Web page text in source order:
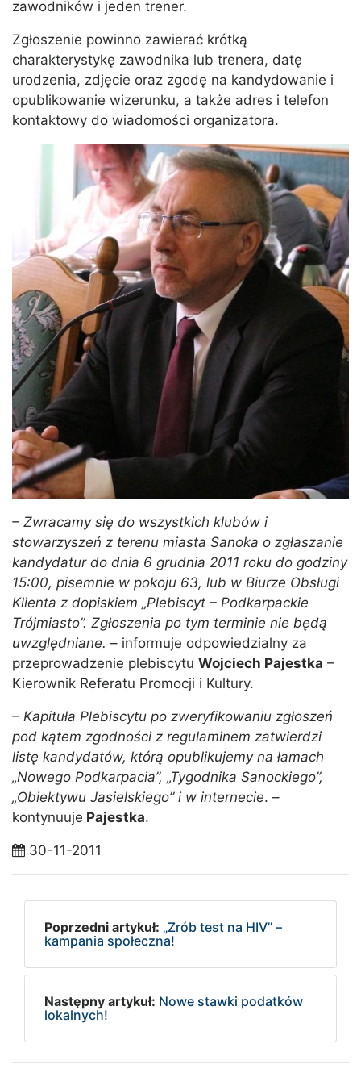
zawodników i jeden trener.
Zgłoszenie powinno zawierać krótką
charakterystykę zawodnika lub trenera, datę
urodzenia, zdjęcie oraz zgodę na kandydowanie i
opublikowanie wizerunku, a także adres i telefon
kontaktowy do wiadomości organizatora.
– Zwracamy się do wszystkich klubów i
stowarzyszeń z terenu miasta Sanoka o zgłaszanie
kandydatur do dnia 6 grudnia 2011 roku do godziny
15:00, pisemnie w pokoju 63, lub w Biurze Obsługi
Klienta z dopiskiem „Plebiscyt – Podkarpackie
Trójmiasto”. Zgłoszenia po tym terminie nie będą
uwzględniane. – informuje odpowiedzialny za
przeprowadzenie plebiscytu Wojciech Pajestka –
Kierownik Referatu Promocji i Kultury.
– Kapituła Plebiscytu po zweryfikowaniu zgłoszeń
pod kątem zgodności z regulaminem zatwierdzi
listę kandydatów, którą opublikujemy na łamach
„Nowego Podkarpacia”, „Tygodnika Sanockiego”,
„Obiektywu Jasielskiego” i w internecie. –
kontynuuje Pajestka.
30-11-2011
Poprzedni artykuł: „Zrób test na HIV” –
kampania społeczna!
Następny artykuł: Nowe stawki podatków
lokalnych!